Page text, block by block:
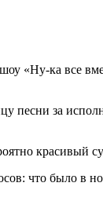
«Ну-ка все
за
красивый